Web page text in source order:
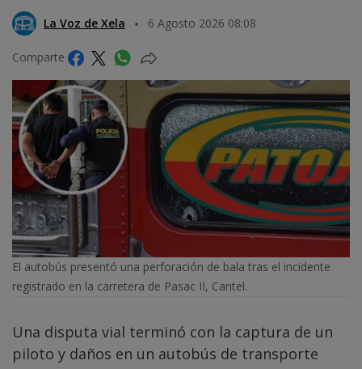
La Voz de Xela 6 Agosto 2026 08:08
Comparte
El autobús presentó una perforación de bala tras el incidente
registrado en la carretera de Pasac II, Cantel.
Una disputa vial terminó con la captura de un
piloto y daños en un autobús de transporte